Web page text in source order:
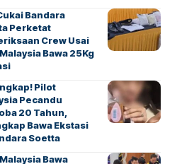
Bandara
Perketat
Crew Usai
Bawa 25Kg
Pilot
Pecandu
20 Tahun,
Bawa Ekstasi
Soetta
Bawa